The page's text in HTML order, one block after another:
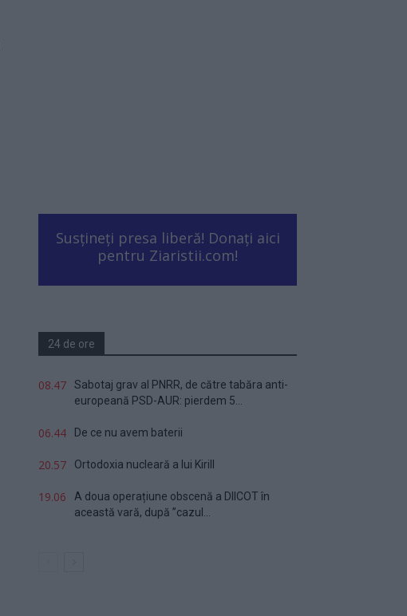
Susțineți presa liberă! Donați aici
pentru Ziaristii.com!
24 de ore
08.47
Sabotaj grav al PNRR, de către tabăra anti-
europeană PSD-AUR: pierdem 5...
06.44 De ce nu avem baterii
20.57 Ortodoxia nucleară a lui Kirill
19.06
A doua operațiune obscenă a DIICOT în
această vară, după ”cazul...